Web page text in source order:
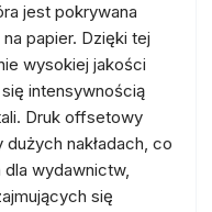
jest pokrywana
papier. Dzięki tej
wysokiej jakości
intensywnością
Druk offsetowy
nakładach, co
wydawnictw,
się